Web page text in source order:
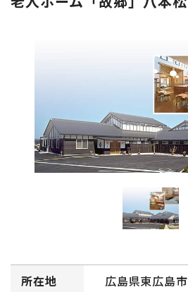
所在地
広島県東広島市